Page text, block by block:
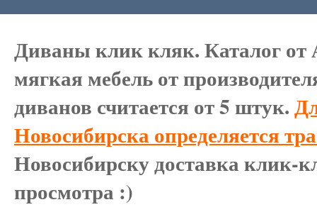
Диваны клик кляк. Каталог
мягкая мебель от
диванов считается от 5 штук.
Новосибирска определяется
Новосибирску доставка клик-
просмотра :)